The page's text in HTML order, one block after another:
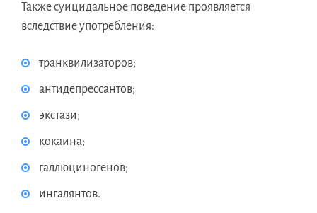
Также суицидальное поведение проявляется
вследствие употребления:
транквилизаторов;
антидепрессантов;
экстази;
кокаина;
галлюциногенов;
ингалянтов.